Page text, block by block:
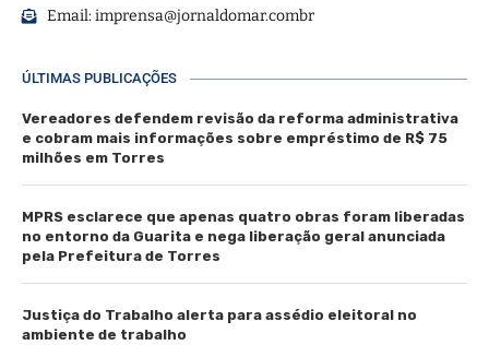
Email:imprensa@jornaldomar.combr
ÚLTIMAS PUBLICAÇÕES
Vereadores defendem revisão da reforma administrativa
e cobram mais informações sobre empréstimo de R$ 75
milhões em Torres
MPRS esclarece que apenas quatro obras foram liberadas
no entorno da Guarita e nega liberação geral anunciada
pela Prefeitura de Torres
Justiça do Trabalho alerta para assédio eleitoral no
ambiente de trabalho